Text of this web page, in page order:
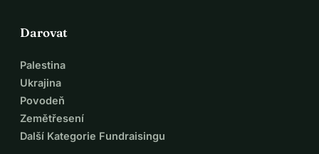
Darovat
Palestina
Ukrajina
Povodeň
Zemětřesení
Další Kategorie Fundraisingu